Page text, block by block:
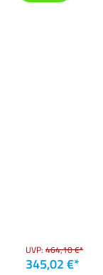
UVP: 464,10 €*
345,02 €*